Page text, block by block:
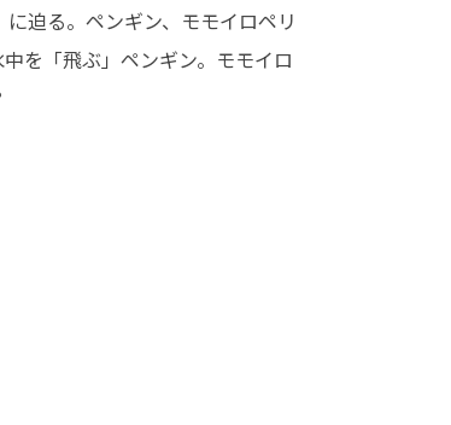
迫る。ペンギン、モモイロペリ
を「飛ぶ」ペンギン。モモイロ